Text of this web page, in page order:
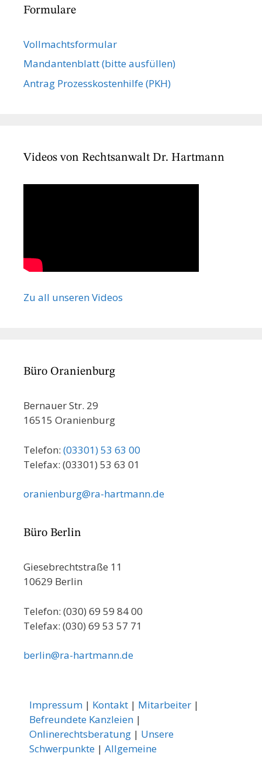
Formulare
Vollmachts­formular
Mandanten­blatt (bitte ausfüllen)
Antrag Prozesskostenhilfe (PKH)
Videos von Rechtsanwalt Dr. Hartmann
Zu all unseren Videos
Büro Oranienburg
Bernauer Str. 29
16515 Oranienburg
Telefon: (03301) 53 63 00
Telefax: (03301) 53 63 01
oranienburg@ra-hartmann.de
Büro Berlin
Giesebrechtstraße 11
10629 Berlin
Telefon: (030) 69 59 84 00
Telefax: (030) 69 53 57 71
berlin@ra-hartmann.de
Impressum | Kontakt | Mitarbeiter |
Befreundete Kanzleien |
Onlinerechtsberatung | Unsere
Schwerpunkte | Allgemeine